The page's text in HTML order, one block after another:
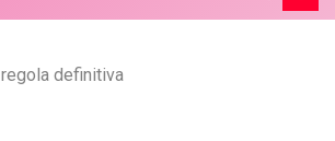
regola definitiva